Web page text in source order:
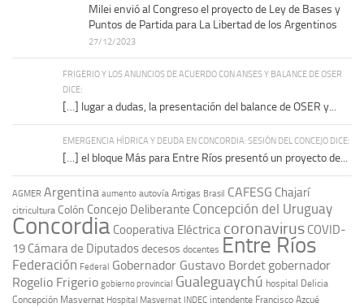
Milei envió al Congreso el proyecto de Ley de Bases y
Puntos de Partida para La Libertad de los Argentinos
27/12/2023
FRIGERIO Y LOS ANUNCIOS DE ACUERDO CON ANSES Y BALANCE DE OSER
DICE:
[…] lugar a dudas, la presentación del balance de OSER y...
EMERGENCIA HÍDRICA Y DEUDA EN CONCORDIA: SESIÓN DEL CONCEJO DICE:
[…] el bloque Más para Entre Ríos presentó un proyecto de...
AGMER Argentina aumento autovía Artigas Brasil CAFESG Chajarí
citricultura Colón Concejo Deliberante Concepción del Uruguay
Concordia Cooperativa Eléctrica coronavirus COVID-
19 Cámara de Diputadosdecesos docentes Entre Ríos
Federación Federal Gobernador Gustavo Bordet gobernador
Rogelio Frigerio gobierno provincial Gualeguaychú hospital Delicia
Concepción Masvernat Hospital Masvernat INDEC intendente Francisco Azcué